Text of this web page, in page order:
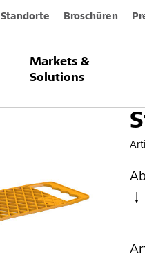
Standorte Broschüren
Markets &
Solutions
Sto-Abstreifgitter